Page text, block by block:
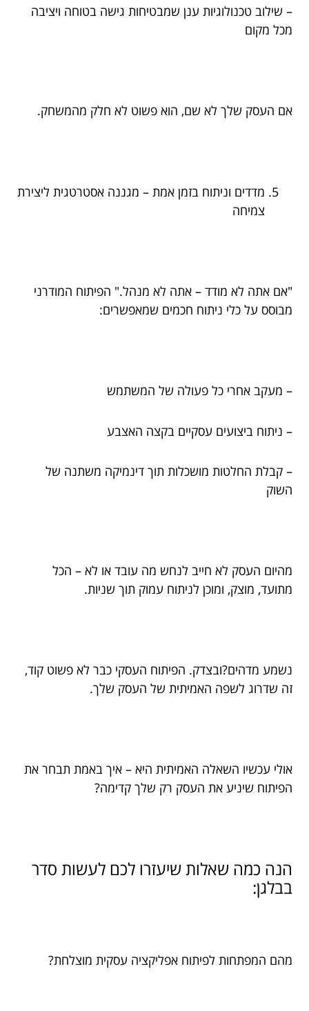
– שילוב טכנולוגיות ענן שמבטיחות גישה בטוחה ויציבה
מכל מקום
אם העסק שלך לא שם, הוא פשוט לא חלק מהמשחק.
מדדים וניתוח בזמן אמת – מגננה אסטרטגית ליצירת
צמיחה
"אם אתה לא מודד – אתה לא מנהל." הפיתוח המודרני
מבוסס על כלי ניתוח חכמים שמאפשרים:
– מעקב אחרי כל פעולה של המשתמש
– ניתוח ביצועים עסקיים בקצה האצבע
– קבלת החלטות מושכלות תוך דינמיקה משתנה של
השוק
מהיום העסק לא חייב לנחש מה עובד או לא – הכל
מתועד, מוצק, ומוכן לניתוח עמוק תוך שניות.
נשמע מדהים?ובצדק. הפיתוח העסקי כבר לא פשוט קוד,
זה שדרוג לשפה האמיתית של העסק שלך.
אולי עכשיו השאלה האמיתית היא – איך באמת תבחר את
הפיתוח שיניע את העסק רק שלך קדימה?
הנה כמה שאלות שיעזרו לכם לעשות סדר
בבלגן:
מהם המפתחות לפיתוח אפליקציה עסקית מוצלחת?